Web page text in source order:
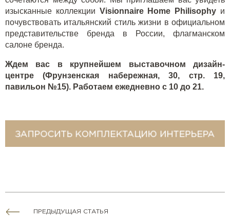
изысканные коллекции Visionnaire Home Philisophy и
почувствовать итальянский стиль жизни в официальном
представительстве бренда в России, флагманском
салоне бренда.
Ждем вас в крупнейшем выставочном дизайн-
центре (Фрунзенская набережная, 30, стр. 19,
павильон №15). Работаем ежедневно с 10 до 21.
ПРЕДЫДУЩАЯ СТАТЬЯ